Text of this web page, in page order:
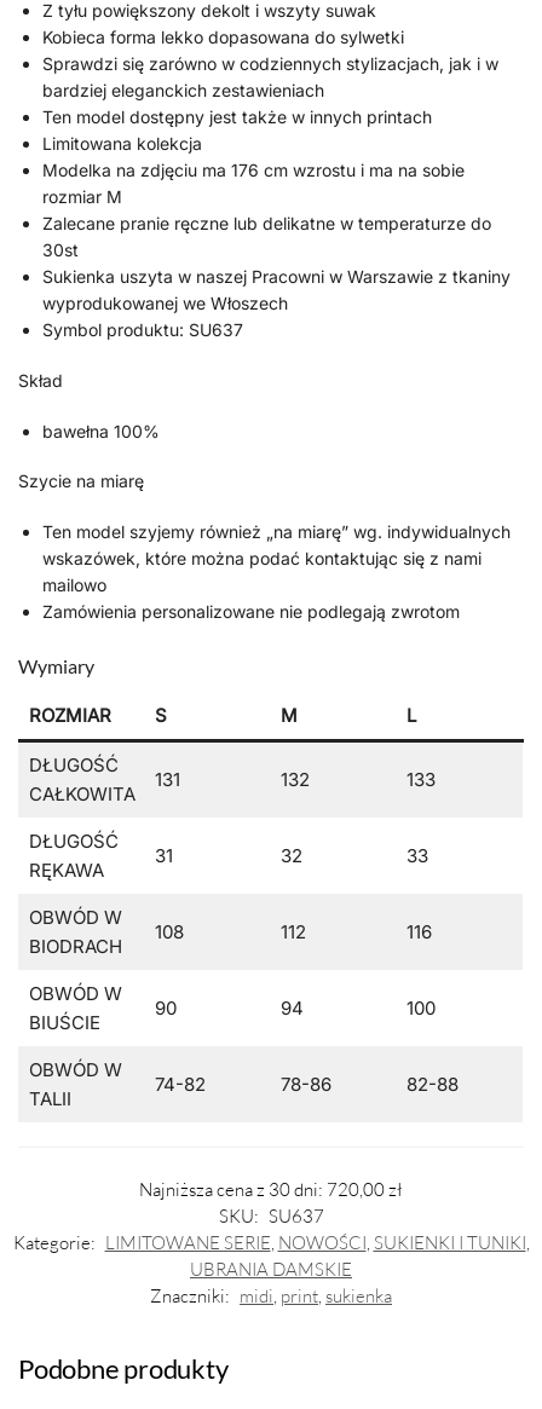
Z tyłu powiększony dekolt i wszyty suwak
Kobieca forma lekko dopasowana do sylwetki
Sprawdzi się zarówno w codziennych stylizacjach, jak i w
bardziej eleganckich zestawieniach
Ten model dostępny jest także w innych printach
Limitowana kolekcja
Modelka na zdjęciu ma 176 cm wzrostu i ma na sobie
rozmiar M
Zalecane pranie ręczne lub delikatne w temperaturze do
30st
Sukienka uszyta w naszej Pracowni w Warszawie z tkaniny
wyprodukowanej we Włoszech
Symbol produktu: SU637
Skład
bawełna 100%
Szycie na miarę
Ten model szyjemy również „na miarę” wg. indywidualnych
wskazówek, które można podać kontaktując się z nami
mailowo
Zamówienia personalizowane nie podlegają zwrotom
Wymiary
ROZMIAR S M L
DŁUGOŚĆ
CAŁKOWITA
131 132 133
DŁUGOŚĆ
RĘKAWA
31 32 33
OBWÓD W
BIODRACH
108 112 116
OBWÓD W
BIUŚCIE
90 94 100
OBWÓD W
TALII
74-82 78-86 82-88
Najniższa cena z 30 dni: 720,00zł
SKU: SU637
Kategorie: LIMITOWANE SERIE, NOWOŚCI, SUKIENKI I TUNIKI,
UBRANIA DAMSKIE
Znaczniki: midi, print, sukienka
Podobne produkty